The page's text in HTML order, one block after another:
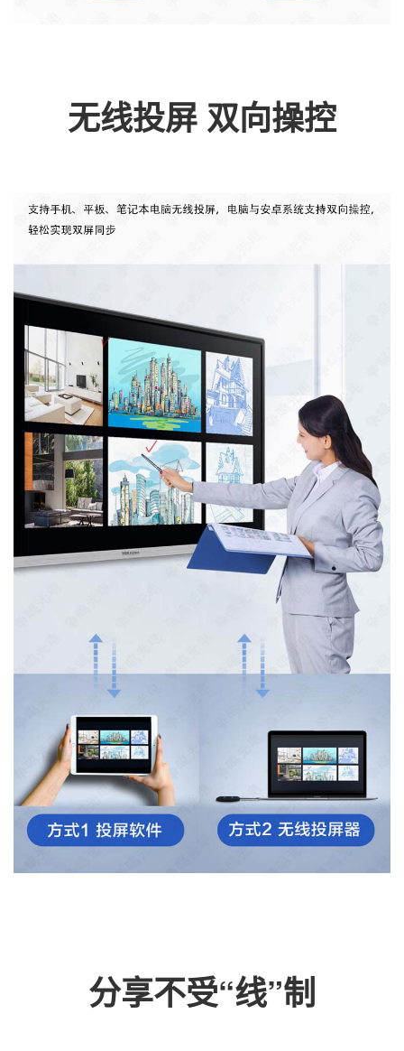
无线投屏 双向操控
分享不受“线”制